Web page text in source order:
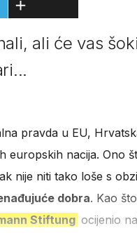
ali će vas
pravda u EU,
europskih nacija. Ono
nije niti tako loše s
dobra. Kao
Stiftungocijenio